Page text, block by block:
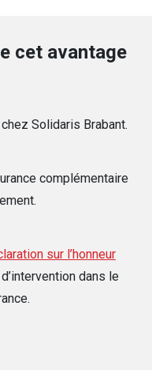
cet avantage
Solidaris Brabant.
complémentaire
sur l’honneur
dans le